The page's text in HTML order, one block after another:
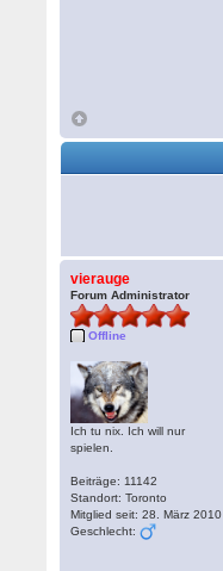
vierauge
Forum Administrator
Offline
Ich tu nix. Ich will nur
spielen.
Beiträge: 11142
Standort: Toronto
Mitglied seit: 28. März 2010
Geschlecht: